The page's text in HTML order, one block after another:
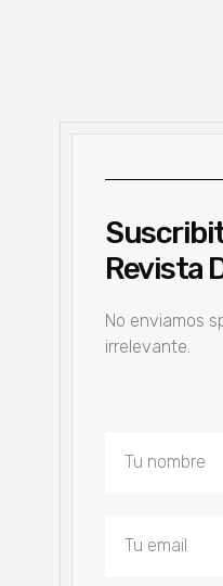
Revista
No enviamos
irrelevante.